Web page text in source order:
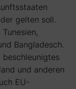
gelten soll.
Bangladesch.
und anderen
EU-